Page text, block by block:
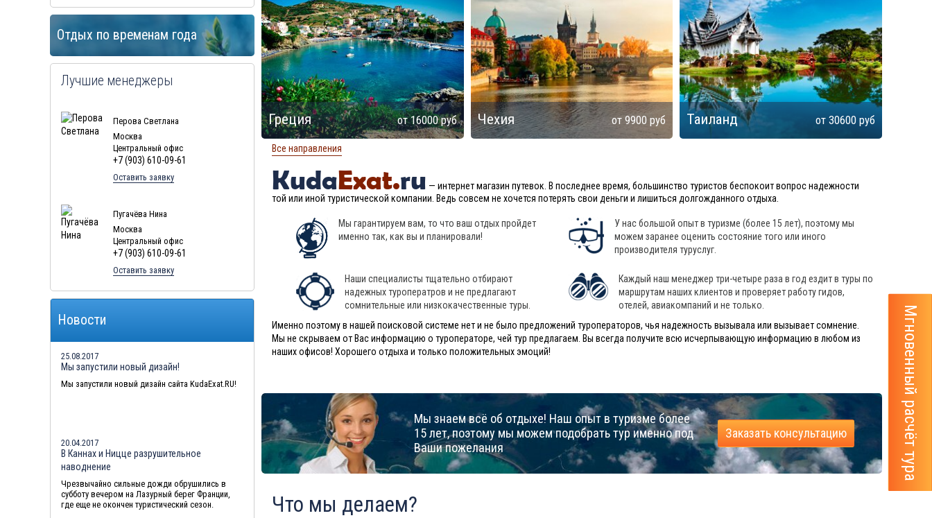
Мгновенный расчёт тура
Греция от16000руб Чехия от9900 руб Таиланд от 30600руб
Все направления
KudaExat.ru — интернет магазин путевок. В последнее время, большинство туристов беспокоит вопрос надежности
той или иной туристической компании. Ведь совсем не хочется потерять свои деньги и лишиться долгожданного отдыха.
Мы гарантируем вам, то что ваш отдых пройдет
именно так, как вы и планировали!
У нас большой опыт в туризме (более 15 лет), поэтому мы
можем заранее оценить состояние того или иного
производителя туруслуг.
Наши специалисты тщательно отбирают
надежных туроператров и не предлагают
сомнительные или низкокачественные туры.
Каждый наш менеджер три-четыре раза в год ездит в туры по
маршрутам наших клиентов и проверяет работу гидов,
отелей, авиакомпаний и не только.
Именно поэтому в нашей поисковой системе нет и не было предложений туроператоров, чья надежность вызывала или вызывает сомнение.
Мы не скрываем от Вас информацию о туроператоре, чей тур предлагаем. Вы всегда получите всю исчерпывающую информацию в любом из
наших офисов! Хорошего отдыха и только положительных эмоций!
Мы знаем всё об отдыхе! Наш опыт в туризме более
15 лет, поэтому мы можем подобрать тур именно под
Ваши пожелания
Заказать консультацию
Что мы делаем?
Отдых по временам года
Лучшие менеджеры
Перова Светлана
Москва
Центральный офис
+7 (903) 610-09-61
Оставить заявку
Пугачёва Нина
Москва
Центральный офис
+7 (903) 610-09-61
Оставить заявку
Новости
25.08.2017
Мы запустили новый дизайн!
Мы запустили новый дизайн сайта KudaExat.RU!
20.04.2017
В Каннах и Ницце разрушительное
наводнение
Чрезвычайно сильные дожди обрушились в
субботу вечером на Лазурный берег Франции,
где еще не окончен туристический сезон.